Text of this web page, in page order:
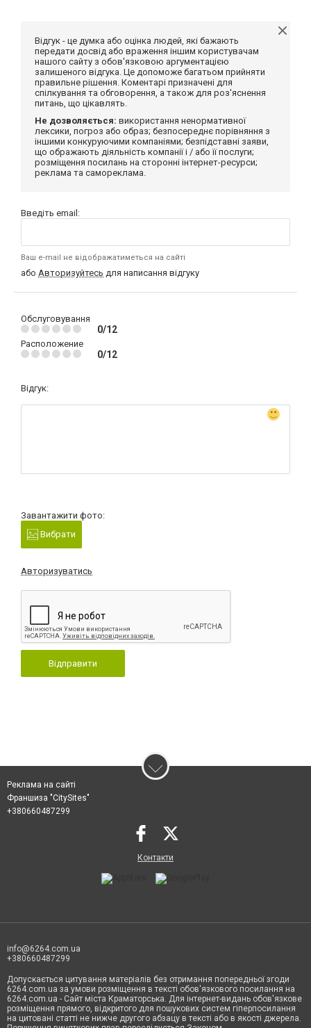
Відгук - це думка або оцінка людей, які бажають
передати досвід або враження іншим користувачам
нашого сайту з обов'язковою аргументацією
залишеного відгука. Це допоможе багатьом прийняти
правильне рішення. Коментарі призначені для
спілкування та обговорення, а також для роз'яснення
питань, що цікавлять.
Не дозволяється: використання ненормативної
лексики, погроз або образ; безпосереднє порівняння з
іншими конкуруючими компаніями; безпідставні заяви,
що ображають діяльність компанії і / або її послуги;
розміщення посилань на сторонні інтернет-ресурси;
реклама та самореклама.
Введіть email:
Ваш e-mail не відображатиметься на сайті
або Авторизуйтесь для написання відгуку
Обслуговування
0/12
Расположение
0/12
Відгук:
Завантажити фото:
Вибрати
Авторизуватись
Відправити
Реклама на сайті
Франшиза "CitySites"
+380660487299
Контакти
info@6264.com.ua
+380660487299
Допускається цитування матеріалів без отримання попередньої згоди
6264.com.ua за умови розміщення в тексті обов'язкового посилання на
6264.com.ua - Сайт міста Краматорська. Для інтернет-видань обов'язкове
розміщення прямого, відкритого для пошукових систем гіперпосилання
на цитовані статті не нижче другого абзацу в тексті або в якості джерела.